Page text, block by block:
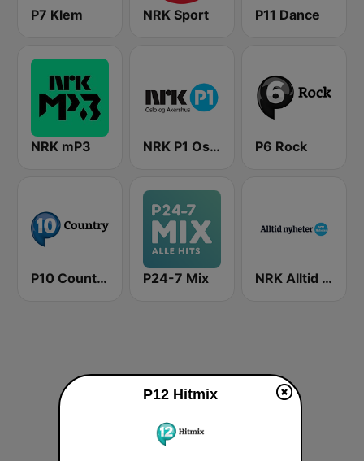
P7 Klem NRK Sport P11 Dance
NRK mP3 NRK P1 Oslo og Akershus P6 Rock
P10 Country P24-7 Mix NRK Alltid Nyheter
P12 Hitmix